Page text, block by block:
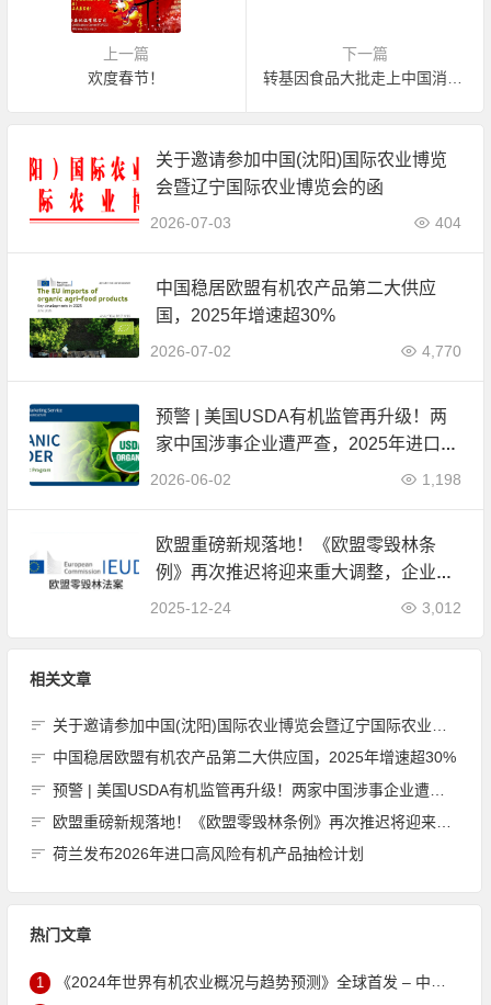
上一篇
欢度春节！
下一篇
关于邀请参加中国(沈阳)国际农业博览
会暨辽宁国际农业博览会的函
2026-07-03 404
中国稳居欧盟有机农产品第二大供应
国，2025年增速超30%
2026-07-02 4,770
预警 | 美国USDA有机监管再升级！两
家中国涉事企业遭严查，2025年进口数
据全面公开
2026-06-02 1,198
欧盟重磅新规落地！《欧盟零毁林条
例》再次推迟将迎来重大调整，企业合
规负担大幅减轻
2025-12-24 3,012
相关文章
关于邀请参加中国(沈阳)国际农业博览会暨辽宁国际农业博览会的函
中国稳居欧盟有机农产品第二大供应国，2025年增速超30%
预警 | 美国USDA有机监管再升级！两家中国涉事企业遭严查，2025年进口数据全面公开
欧盟重磅新规落地！《欧盟零毁林条例》再次推迟将迎来重大调整，企业合规负担大幅减轻
荷兰发布2026年进口高风险有机产品抽检计划
热门文章
1 《2024年世界有机农业概况与趋势预测》全球首发 – 中国有机市场规模跻身世界第三